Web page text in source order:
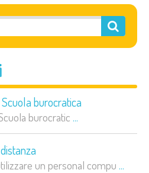
burocratica
burocratic ...
un personal compu ...